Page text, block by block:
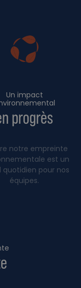
Un impact
progrès
notre empreinte
est un
quotidien pour nos
équipes.